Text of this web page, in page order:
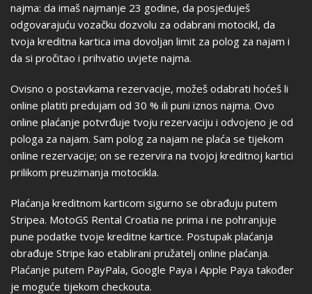
najma: da imaš najmanje 23 godine, da posjeduješ
odgovarajuću vozačku dozvolu za odabrani motocikl, da
tvoja kreditna kartica ima dovoljan limit za polog za najam i
da si pročitao i prihvatio uvjete najma.
Ovisno o postavkama rezervacije, možeš odabrati hoćeš li
online platiti predujam od 30 % ili puni iznos najma. Ovo
online plaćanje potvrđuje tvoju rezervaciju i odvojeno je od
pologa za najam. Sam polog za najam ne plaća se tijekom
online rezervacije; on se rezervira na tvojoj kreditnoj kartici
prilikom preuzimanja motocikla.
Plaćanja kreditnom karticom sigurno se obrađuju putem
Stripea. MotoGS Rental Croatia ne prima i ne pohranjuje
pune podatke tvoje kreditne kartice. Postupak plaćanja
obrađuje Stripe kao etablirani pružatelj online plaćanja.
Plaćanje putem PayPala, Google Paya i Apple Paya također
je moguće tijekom checkouta.